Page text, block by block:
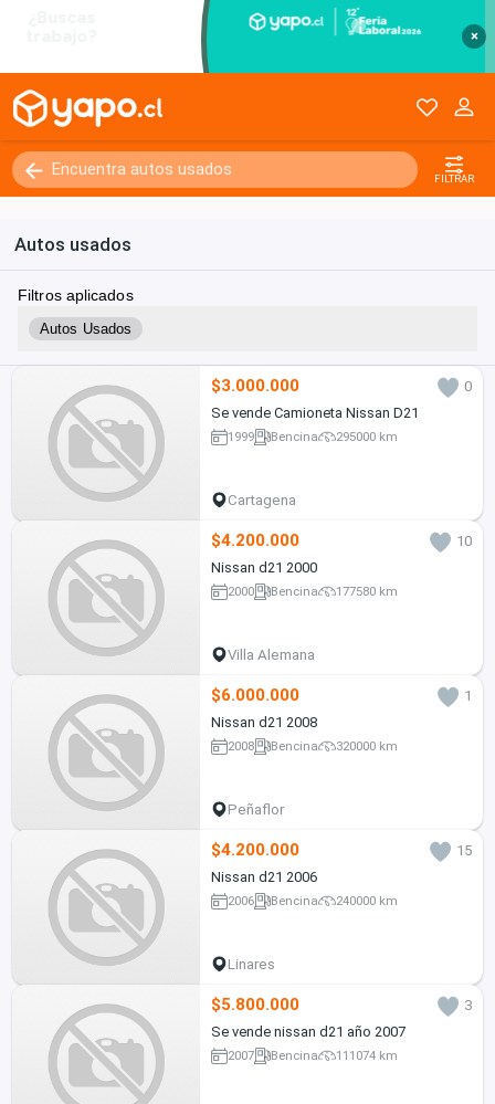
×
FILTRAR
Autos usados
Filtros aplicados
Autos Usados
$3.000.000
0
Se vende Camioneta Nissan D21
1999 Bencina 295000 km
Cartagena
$4.200.000
10
Nissan d21 2000
2000 Bencina 177580 km
Villa Alemana
$6.000.000
1
Nissan d21 2008
2008 Bencina 320000 km
Peñaflor
$4.200.000
15
Nissan d21 2006
2006 Bencina 240000 km
Linares
$5.800.000
3
Se vende nissan d21 año 2007
2007 Bencina 111074 km